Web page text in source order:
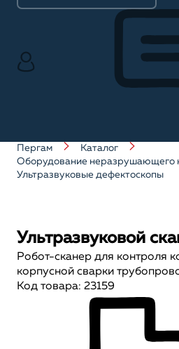
Пергам
Каталог
Оборудование неразрушающего
Ультразвуковые дефектоскопы
Ультразвуковой
Робот-сканер для контроля
корпусной сварки
Код товара: 23159